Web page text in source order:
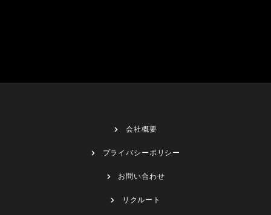
会社概要
プライバシーポリシー
お問い合わせ
リクルート